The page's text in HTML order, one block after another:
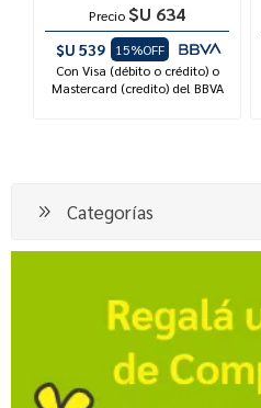
Precio $U 634
$U 539
15%OFF
Con Visa (débito o crédito) o
Mastercard (credito) del BBVA
Categorías